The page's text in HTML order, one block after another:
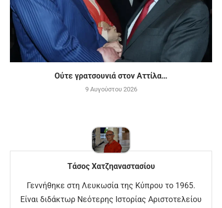
Ούτε γρατσουνιά στον Αττίλα…
9 Αυγούστου 2026
Τάσος Χατζηαναστασίου
Γεννήθηκε στη Λευκωσία της Κύπρου το 1965.
Είναι διδάκτωρ Νεότερης Ιστορίας Αριστοτελείου